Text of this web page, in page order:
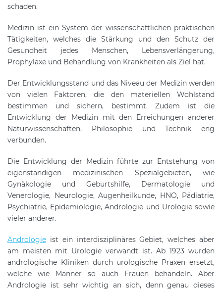
schaden.
Medizin ist ein System der wissenschaftlichen praktischen
Tätigkeiten, welches die Stärkung und den Schutz der
Gesundheit jedes Menschen, Lebensverlängerung,
Prophylaxe und Behandlung von Krankheiten als Ziel hat.
Der Entwicklungsstand und das Niveau der Medizin werden
von vielen Faktoren, die den materiellen Wohlstand
bestimmen und sichern, bestimmt. Zudem ist die
Entwicklung der Medizin mit den Erreichungen anderer
Naturwissenschaften, Philosophie und Technik eng
verbunden.
Die Entwicklung der Medizin führte zur Entstehung von
eigenständigen medizinischen Spezialgebieten, wie
Gynäkologie und Geburtshilfe, Dermatologie und
Venerologie, Neurologie, Augenheilkunde, HNO, Pädiatrie,
Psychiatrie, Epidemiologie, Andrologie und Urologie sowie
vieler anderer.
Andrologie ist ein interdisziplinäres Gebiet, welches aber
am meisten mit Urologie verwandt ist. Ab 1923 wurden
andrologische Kliniken durch urologische Praxen ersetzt,
welche wie Männer so auch Frauen behandeln. Aber
Andrologie ist sehr wichtig an sich, denn genau dieses